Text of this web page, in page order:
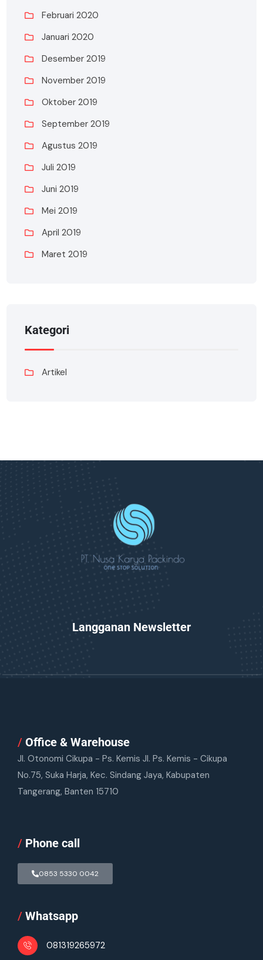
Februari 2020
Januari 2020
Desember 2019
November 2019
Oktober 2019
September 2019
Agustus 2019
Juli 2019
Juni 2019
Mei 2019
April 2019
Maret 2019
Kategori
Artikel
Langganan Newsletter
/ Office & Warehouse
Jl. Otonomi Cikupa - Ps. Kemis Jl. Ps. Kemis - Cikupa
No.75, Suka Harja, Kec. Sindang Jaya, Kabupaten
Tangerang, Banten 15710
/ Phone call
0853 5330 0042
/ Whatsapp
081319265972